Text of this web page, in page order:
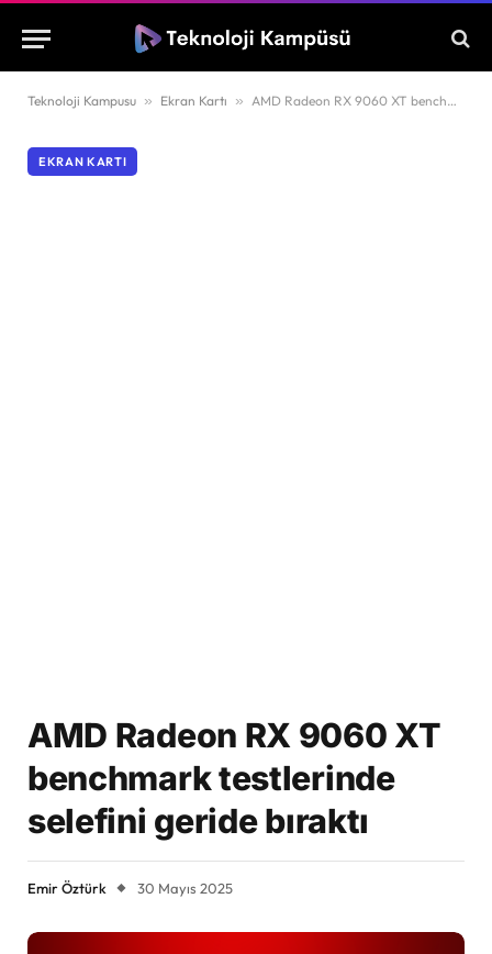
Teknoloji Kampusu » Ekran Kartı » AMD Radeon RX 9060 XT benchmark testlerinde selefini geride bıraktı
EKRAN KARTI
AMD Radeon RX 9060 XT
benchmark testlerinde
selefini geride bıraktı
Emir Öztürk 30 Mayıs 2025